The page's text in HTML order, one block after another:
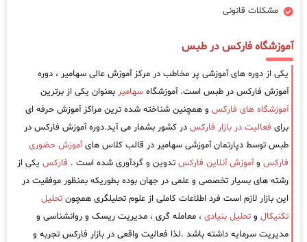
مشکلات قانونی
آموزشگاه فارکس در طبس
یکی از دوره های آموزشی پر مخاطب در مرکز آموزش عالی سهامیر ، دوره
آموزش فارکس در طبس است. آموزشگاه سهامیر بعنوان یکی از برترین
آموزشگاه های فارکس و همچنین شناخته شده ترین مراکز آموزش حرفه ای
برای فعالیت در بازار فارکس در کشور بشمار می آید.دوره آموزش فارکس در
طبس توسط دپارتمان آموزشی سهامیر در قالب کلاس هایآموزش حضوری
فارکس وآموزش آنلاین فارکس تدوین و گردآوری شده است . فارکس یکی از
رشته های بسیار تخصصی و علمی در جهان بوده بطوریکه بمنظور موفقیت در
این بازار لازم است فرد اطلاعات کاملی از علوم تحلیلگری همچون تحلیل
تکنیکال و تحلیل بنیادی ، معامله گری ، مدیریت ریسک و روانشناسی و
مدیریت سرمایه داشته باشد .لذا فعالیت واقعی در بازار فارکس تجربه و